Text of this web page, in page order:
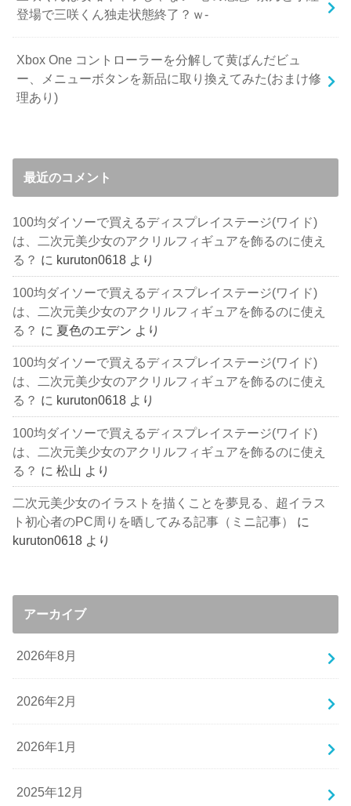
登場で三咲くん独走状態終了？ｗ-
Xbox One コントローラーを分解して黄ばんだビュ
ー、メニューボタンを新品に取り換えてみた(おまけ修
理あり)
最近のコメント
100均ダイソーで買えるディスプレイステージ(ワイド)
は、二次元美少女のアクリルフィギュアを飾るのに使え
る？ に kuruton0618 より
100均ダイソーで買えるディスプレイステージ(ワイド)
は、二次元美少女のアクリルフィギュアを飾るのに使え
る？ に 夏色のエデン より
100均ダイソーで買えるディスプレイステージ(ワイド)
は、二次元美少女のアクリルフィギュアを飾るのに使え
る？ に kuruton0618 より
100均ダイソーで買えるディスプレイステージ(ワイド)
は、二次元美少女のアクリルフィギュアを飾るのに使え
る？ に松山 より
二次元美少女のイラストを描くことを夢見る、超イラス
ト初心者のPC周りを晒してみる記事（ミニ記事）
に
kuruton0618 より
アーカイブ
2026年8月
2026年2月
2026年1月
2025年12月